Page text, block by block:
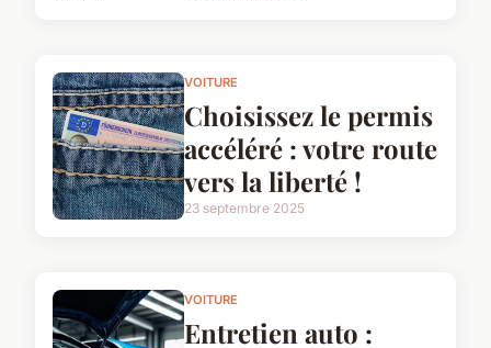
VOITURE
Choisissez le permis
accéléré : votre route
vers la liberté !
23 septembre 2025
VOITURE
Entretien auto :